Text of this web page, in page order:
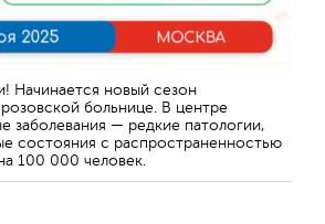
Начинается новый сезон
больнице. В центре
заболевания — редкие патологии,
состояния с распространенностью
100 000 человек.